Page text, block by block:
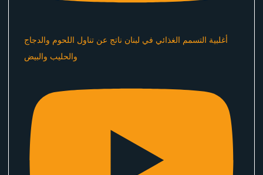
أغلبية التسمم الغذائي في لبنان ناتج عن تناول اللحوم والدجاج
والحليب والبيض